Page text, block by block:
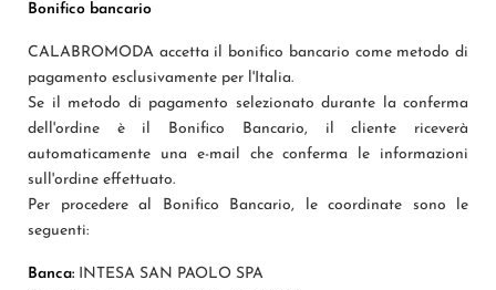
Bonifico bancario
CALABROMODA accetta il bonifico bancario come metodo di
pagamento esclusivamente per l'Italia.
Se il metodo di pagamento selezionato durante la conferma
dell'ordine è il Bonifico Bancario, il cliente riceverà
automaticamente una e-mail che conferma le informazioni
sull'ordine effettuato.
Per procedere al Bonifico Bancario, le coordinate sono le
seguenti:
Banca: INTESA SAN PAOLO SPA